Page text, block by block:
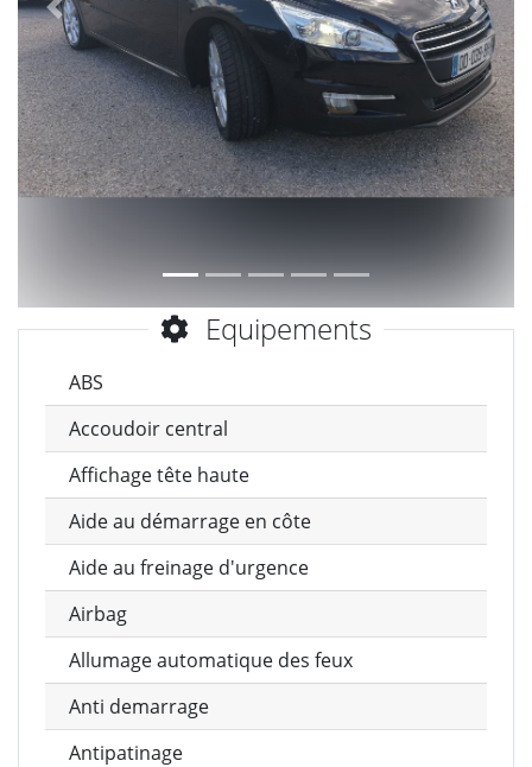
Précèdent
Equipements
ABS
Accoudoir central
Affichage tête haute
Aide au démarrage en côte
Aide au freinage d'urgence
Airbag
Allumage automatique des feux
Anti demarrage
Antipatinage